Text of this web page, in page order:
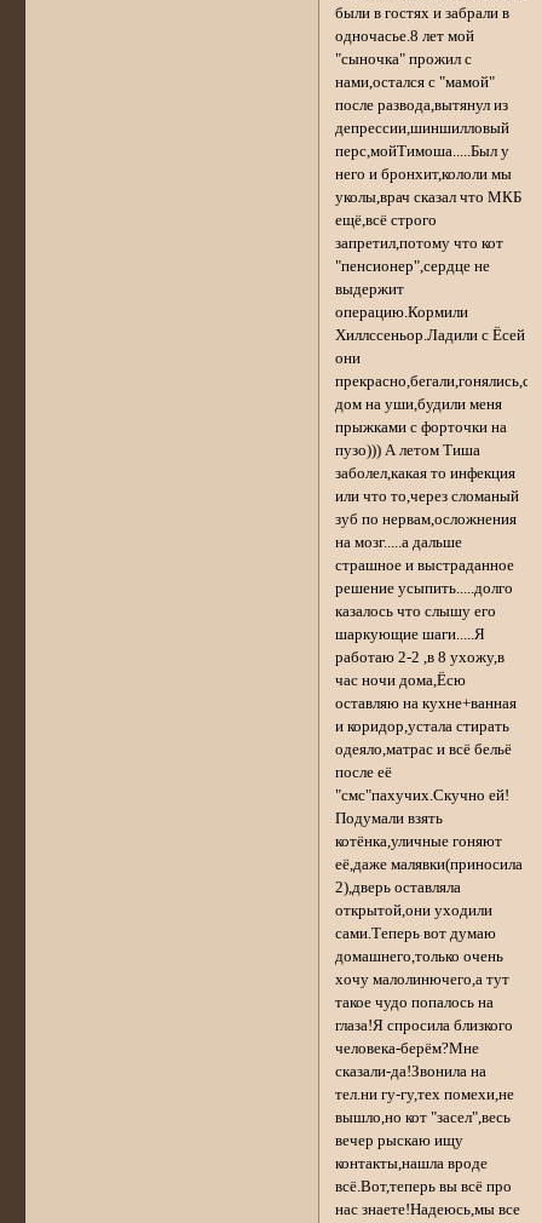
были в гостях и забрали в
одночасье.8 лет мой
"сыночка" прожил с
нами,остался с "мамой"
после развода,вытянул из
депрессии,шиншилловый
перс,мойТимоша.....Был у
него и бронхит,кололи мы
уколы,врач сказал что МКБ
ещё,всё строго
запретил,потому что кот
"пенсионер",сердце не
выдержит
операцию.Кормили
Хиллссеньор.Ладили с Ёсей
они
дом на уши,будили меня
прыжками с форточки на
пузо))) А летом Тиша
заболел,какая то инфекция
или что то,через сломаный
зуб по нервам,осложнения
на мозг.....а дальше
страшное и выстраданное
решение усыпить.....долго
казалось что слышу его
шаркующие шаги.....Я
работаю 2-2 ,в 8 ухожу,в
час ночи дома,Ёсю
оставляю на кухне+ванная
и коридор,устала стирать
одеяло,матрас и всё бельё
после её
"смс"пахучих.Скучно ей!
Подумали взять
котёнка,уличные гоняют
её,даже малявки(приносила
2),дверь оставляла
открытой,они уходили
сами.Теперь вот думаю
домашнего,только очень
хочу малолинючего,а тут
такое чудо попалось на
глаза!Я спросила близкого
человека-берём?Мне
сказали-да!Звонила на
тел.ни гу-гу,тех помехи,не
вышло,но кот "засел",весь
вечер рыскаю ищу
контакты,нашла вроде
всё.Вот,теперь вы всё про
нас знаете!Надеюсь,мы все